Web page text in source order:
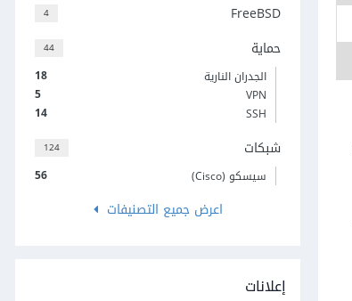
4 FreeBSD
44 حماية
18
الجدران النارية
5
VPN
14
SSH
124 شبكات
56 سيسكو (Cisco)
اعرض جميع التصنيفات
إعلانات